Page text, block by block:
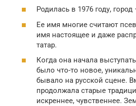
Родилась в 1976 году,
Ее имя многие считают
имя настоящее и даже
татар.
Когда она начала
было что-то новое,
бывало на русской сцене.
продолжала старые
искреннее, чувственнее.